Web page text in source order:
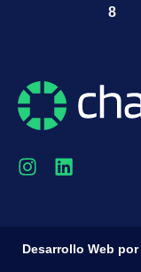
8
Desarrollo Web por